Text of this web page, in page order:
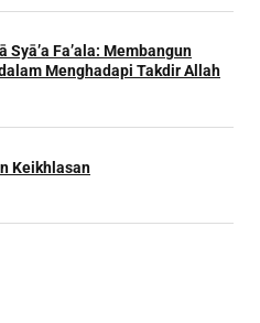
Syā’a Fa’ala: Membangun
Menghadapi Takdir Allah
Keikhlasan